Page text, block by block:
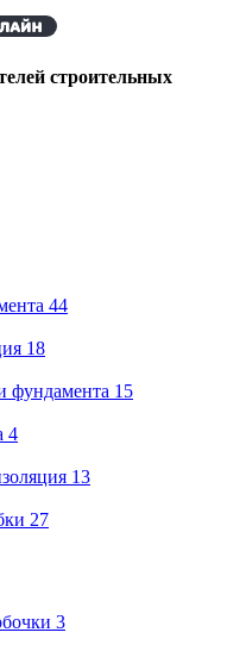
строительных
44
18
фундамента 15
4
13
27
3